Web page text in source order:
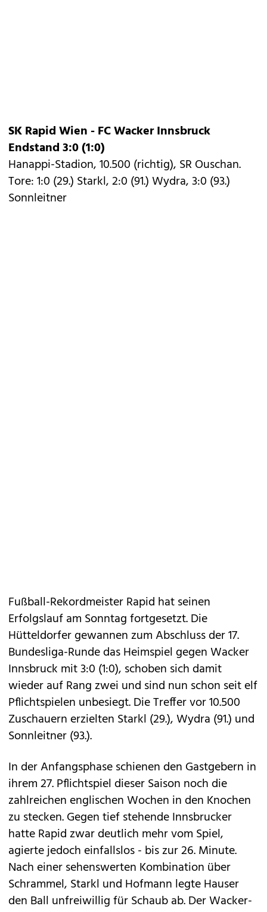
SK Rapid Wien - FC Wacker Innsbruck
Endstand 3:0 (1:0)
Hanappi-Stadion, 10.500 (richtig), SR Ouschan.
Tore: 1:0 (29.) Starkl, 2:0 (91.) Wydra, 3:0 (93.)
Sonnleitner
Fußball-Rekordmeister Rapid hat seinen
Erfolgslauf am Sonntag fortgesetzt. Die
Hütteldorfer gewannen zum Abschluss der 17.
Bundesliga-Runde das Heimspiel gegen Wacker
Innsbruck mit 3:0 (1:0), schoben sich damit
wieder auf Rang zwei und sind nun schon seit elf
Pflichtspielen unbesiegt. Die Treffer vor 10.500
Zuschauern erzielten Starkl (29.), Wydra (91.) und
Sonnleitner (93.).
In der Anfangsphase schienen den Gastgebern in
ihrem 27. Pflichtspiel dieser Saison noch die
zahlreichen englischen Wochen in den Knochen
zu stecken. Gegen tief stehende Innsbrucker
hatte Rapid zwar deutlich mehr vom Spiel,
agierte jedoch einfallslos - bis zur 26. Minute.
Nach einer sehenswerten Kombination über
Schrammel, Starkl und Hofmann legte Hauser
den Ball unfreiwillig für Schaub ab. Der Wacker-